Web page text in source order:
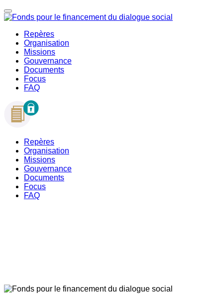
Repères
Organisation
Missions
Gouvernance
Documents
Focus
FAQ
Repères
Organisation
Missions
Gouvernance
Documents
Focus
FAQ